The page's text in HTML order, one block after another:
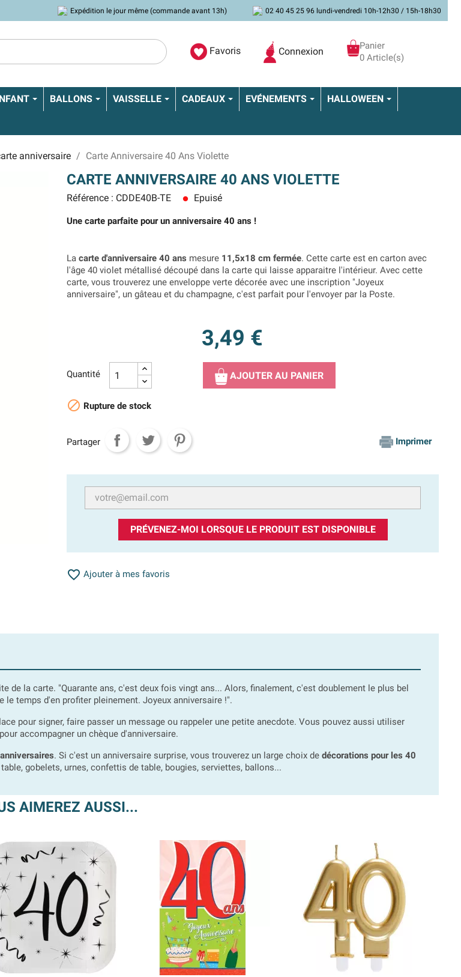
Expédition le jour même (commande avant 13h) 02 40 45 25 96 lundi-vendredi 10h-12h30 / 15h-18h30
Favoris Connexion
Panier
0 Article(s)
BALLONS VAISSELLE CADEAUX EVÉNEMENTS HALLOWEEN
anniversaire Carte Anniversaire 40 Ans Violette
CARTE ANNIVERSAIRE 40 ANS VIOLETTE
Référence : CDDE40B-TE lens Epuisé
Une carte parfaite pour un anniversaire 40 ans !
La carte d'anniversaire 40 ans mesure 11,5x18 cm fermée. Cette carte est en carton avec
l'âge 40 violet métallisé découpé dans la carte qui laisse apparaitre l'intérieur. Avec cette
carte, vous trouverez une enveloppe verte décorée avec une inscription "Joyeux
anniversaire", un gâteau et du champagne, c'est parfait pour l'envoyer par la Poste.
3,49 €
Quantité AJOUTER AU PANIER
 Rupture de stock
Partager Imprimer
PRÉVENEZ-MOI LORSQUE LE PRODUIT EST DISPONIBLE
 Ajouter à mes favoris
de la carte. "Quarante ans, c'est deux fois vingt ans... Alors, finalement, c'est doublement le plus bel
temps d'en profiter pleinement. Joyeux anniversaire !".
pour signer, faire passer un message ou rappeler une petite anecdote. Vous pouvez aussi utiliser
accompagner un chèque d'anniversaire.
. Si c'est un anniversaire surprise, vous trouverez un large choix de décorations pour les 40
gobelets, urnes, confettis de table, bougies, serviettes, ballons...
AIMEREZ AUSSI...